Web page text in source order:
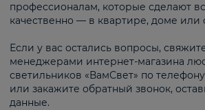
профессионалам, которые сделают
качественно — в квартире, доме или
Если у вас остались вопросы,
менеджерами интернет-магазина
светильников «ВамСвет» по телефону
или закажите обратный звонок,
данные.